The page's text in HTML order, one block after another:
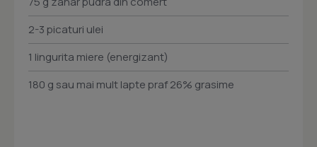
2-3 picaturi ulei
1 lingurita miere (energizant)
180 g sau mai mult lapte praf 26% grasime